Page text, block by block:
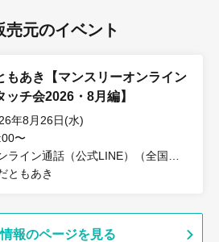
売元のイベント
もあき【マンスリーオンライン
ッチ会2026・8月編】
年8月26日(水)
〜
ライン通話（公式LINE）（全国各
ともあき
報のページを見る